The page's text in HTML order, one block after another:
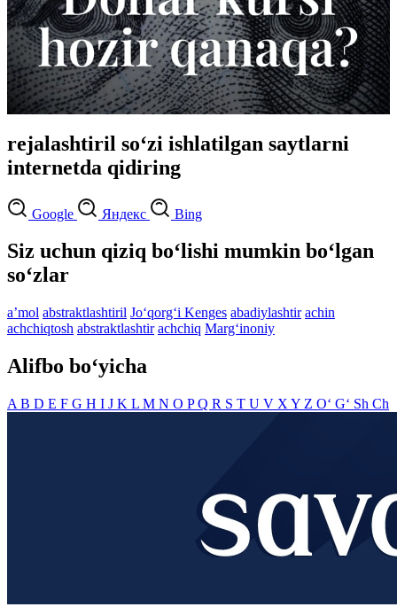
rejalashtiril so‘zi ishlatilgan saytlarni
internetda qidiring
Google Яндекс Bing
Siz uchun qiziq bo‘lishi mumkin bo‘lgan
so‘zlar
aʼmol abstraktlashtiril Jo‘qorg‘i Kenges abadiylashtir achin
achchiqtosh abstraktlashtir achchiq Marg‘inoniy
Alifbo bo‘yicha
A B D E F G H I J K L M N O PQ R S T U V X Y Z O‘ G‘ Sh Ch